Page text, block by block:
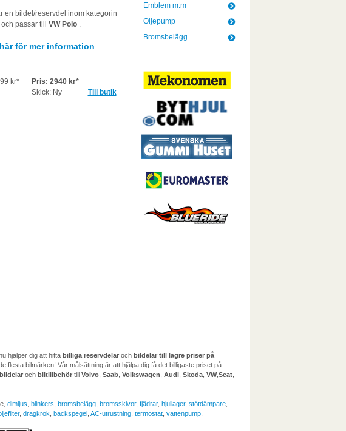
en bildel/reservdel inom kategorin
passar till VW Polo .
för mer information
kr*
Pris: 2940 kr*
Skick: Ny
Till butik
Emblem m.m
Oljepump
Bromsbelägg
hjälper dig att hitta billiga reservdelaroch bildelar till lägre priser på
bilmärken! Vår målsättning är att hjälpa dig få det billigaste priset på
bildelaroch biltillbehörtill Volvo, Saab, Volkswagen Audi, Skoda, VW,Seat,
dimljus blinkers bromsbelägg, bromsskivor, fjädrar, hjullager, stötdämpare,
, dragkrok backspegel, AC-utrustning, termostat, vattenpump,